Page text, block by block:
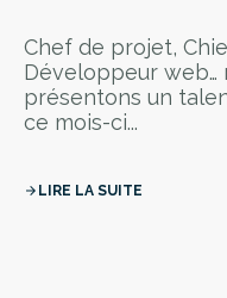
Chef de projet,
Développeur web…
présentons un
ce mois-ci...
arrow_forward LIRE LA SUITE